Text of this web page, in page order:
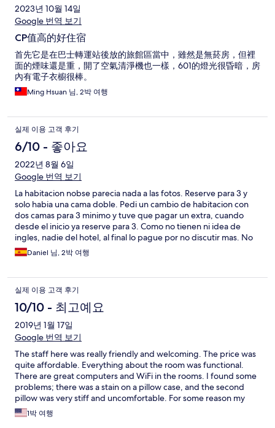
2023년 10월 14일
Google 번역 보기
CP值高的好住宿
首先它是在巴士轉運站後放的旅館區當中，雖然是無菸房，但裡
面的煙味還是重，開了空氣清淨機也一樣，601的燈光很昏暗，房
內有電子衣櫥很棒。
Ming Hsuan 님, 2박 여행
실제 이용 고객 후기
6/10 - 좋아요
2022년 8월 6일
Google 번역 보기
La habitacion nobse parecia nada a las fotos. Reserve para 3 y
solo habia una cama doble. Pedi un cambio de habitacion con
dos camas para 3 minimo y tuve que pagar un extra, cuando
desde el inicio ya reserve para 3. Como no tienen ni idea de
ingles, nadie del hotel, al final lo pague por no discutir mas. No
tienen habitacion NO fumadores a pesar de que lo indico. La
habitacion para una noche esta bien, no para mas. El desayuno
cosas que habia. Personal amable pero nadie sabe ni un minimo
de ingles para la comunicacion internacional y se hace
complicado pedir cosas y cambios. No te explican nada a la
llegada. No nos limpiaron la habitacion, cuando lo reclamo a la
llegada de la noche, me dicen que para noches consecutivas, si
no se pide no lo hacen, pero nadie te informa a la llegada.
Daniel 님, 2박 여행
실제 이용 고객 후기
10/10 - 최고예요
2019년 1월 17일
Google 번역 보기
The staff here was really friendly and welcoming. The price was
quite affordable. Everything about the room was functional.
There are great computers and WiFi in the rooms. I found some
problems; there was a stain on a pillow case, and the second
pillow was very stiff and uncomfortable. For some reason my
sink drain was like 98% closed. Not sure why. And there was a
weird water dropping sound in the bathroom. None of these
1박 여행